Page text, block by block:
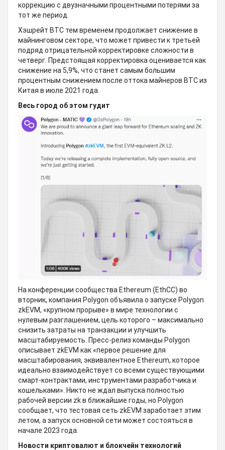
коррекцию с двузначными процентными потерями за
тот же период.
Хэшрейт BTC тем временем продолжает снижение в
майнинговом секторе, что может привести к третьей
подряд отрицательной корректировке сложности в
четверг. Предстоящая корректировка оценивается как
снижение на 5,9%, что станет самым большим
процентным снижением после оттока майнеров BTC из
Китая в июле 2021 года.
Весь город об этом гудит
На конференции сообщества Ethereum (EthCC) во
вторник, компания Polygon объявила о запуске Polygon
zkEVM, «крупном прорыве» в мире технологии с
нулевым разглашением, цель которого – максимально
снизить затраты на транзакции и улучшить
масштабируемость. Пресс-релиз команды Polygon
описывает zkEVM как «первое решение для
масштабирования, эквивалентное Ethereum, которое
идеально взаимодействует со всеми существующими
смарт-контрактами, инструментами разработчика и
кошельками». Никто не ждал выпуска полностью
рабочей версии zk в ближайшие годы, но Polygon
сообщает, что тестовая сеть zkEVM заработает этим
летом, а запуск основной сети может состояться в
начале 2023 года.
Новости криптовалют и блокчейн технологий